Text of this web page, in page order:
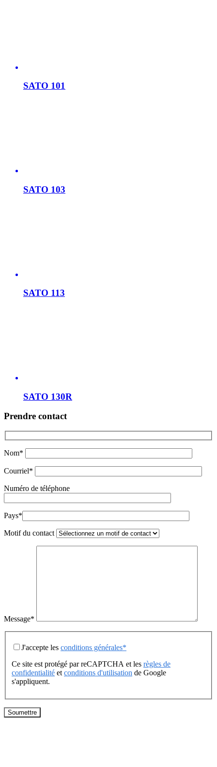
SATO 101
SATO 103
SATO 113
SATO 130R
Prendre contact
Nom*
Courriel*
Numéro de téléphone
Pays*
Motif du contact
Message*
J'accepte les conditions générales*
Ce site est protégé par reCAPTCHA et les règles de
confidentialité et conditions d'utilisation de Google
s'appliquent.